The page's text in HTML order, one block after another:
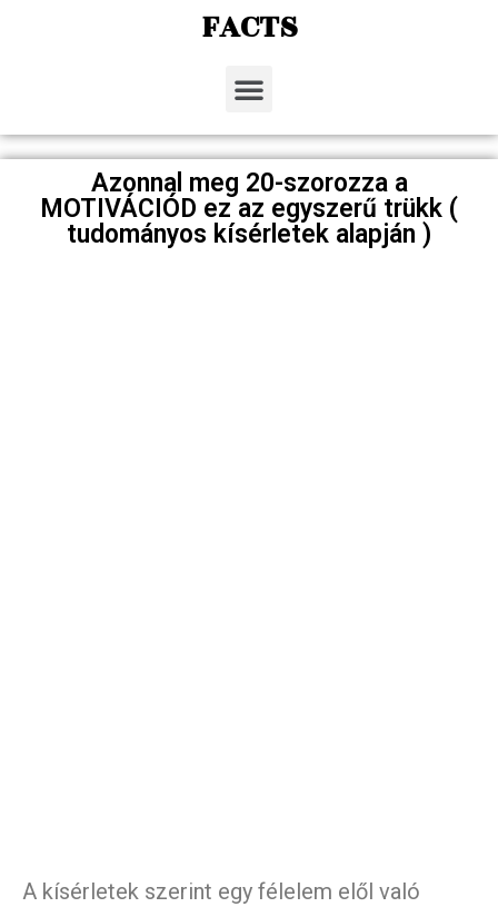
FACTS
Azonnal meg 20-szorozza a
MOTIVÁCIÓD ez az egyszerű trükk (
tudományos kísérletek alapján )
A kísérletek szerint egy félelem elől való